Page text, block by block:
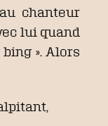
chanteur
lui quand
». Alors